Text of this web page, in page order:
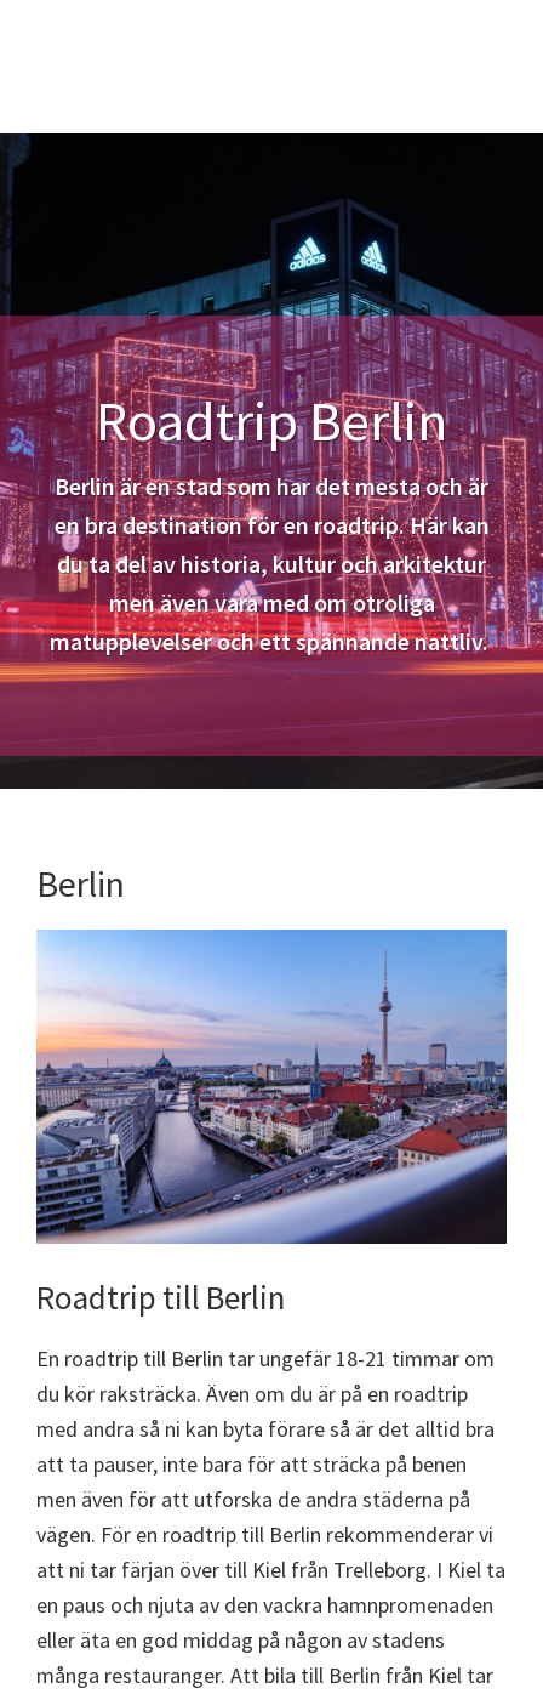
Roadtrip Berlin
Berlin är en stad som har det mesta och är
en bra destination för en roadtrip. Här kan
du ta del av historia, kultur och arkitektur
men även vara med om otroliga
matupplevelser och ett spännande nattliv.
Berlin
Roadtrip till Berlin
En roadtrip till Berlin tar ungefär 18-21 timmar om
du kör raksträcka. Även om du är på en roadtrip
med andra så ni kan byta förare så är det alltid bra
att ta pauser, inte bara för att sträcka på benen
men även för att utforska de andra städerna på
vägen. För en roadtrip till Berlin rekommenderar vi
att ni tar färjan över till Kiel från Trelleborg. I Kiel ta
en paus och njuta av den vackra hamnpromenaden
eller äta en god middag på någon av stadens
många restauranger. Att bila till Berlin från Kiel tar